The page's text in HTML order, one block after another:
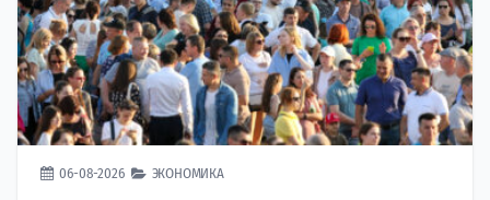
06-08-2026 ЭКОНОМИКА